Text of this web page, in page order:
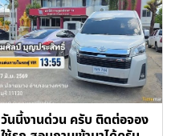
วันนี้งานด่วน ครับ ติดต่อจอง